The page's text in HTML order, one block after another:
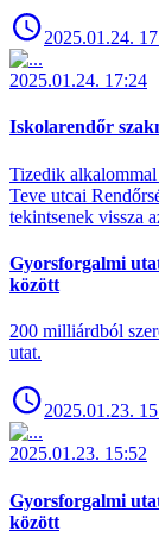
2025.01.24.
2025.01.24. 17:24
Iskolarendőr
Tizedik alkalommal
Teve utcai
tekintsenek vissza
Gyorsforgalmi
között
200 milliárdból
utat.
2025.01.23.
2025.01.23. 15:52
Gyorsforgalmi
között